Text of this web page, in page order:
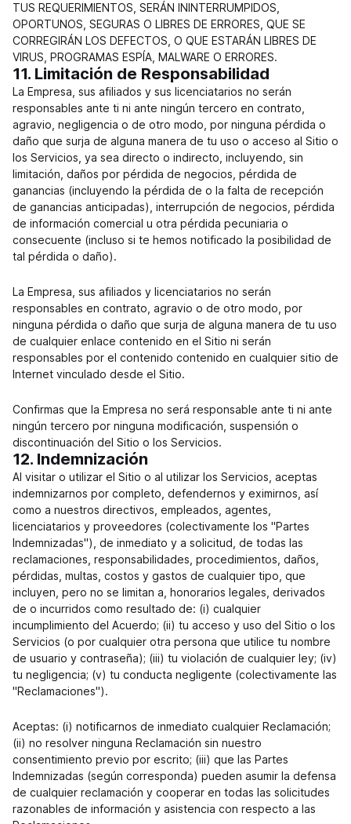
TUS REQUERIMIENTOS, SERÁN ININTERRUMPIDOS,
OPORTUNOS, SEGURAS O LIBRES DE ERRORES, QUE SE
CORREGIRÁN LOS DEFECTOS, O QUE ESTARÁN LIBRES DE
VIRUS, PROGRAMAS ESPÍA, MALWARE O ERRORES.
11. Limitación de Responsabilidad
La Empresa, sus afiliados y sus licenciatarios no serán
responsables ante ti ni ante ningún tercero en contrato,
agravio, negligencia o de otro modo, por ninguna pérdida o
daño que surja de alguna manera de tu uso o acceso al Sitio o
los Servicios, ya sea directo o indirecto, incluyendo, sin
limitación, daños por pérdida de negocios, pérdida de
ganancias (incluyendo la pérdida de o la falta de recepción
de ganancias anticipadas), interrupción de negocios, pérdida
de información comercial u otra pérdida pecuniaria o
consecuente (incluso si te hemos notificado la posibilidad de
tal pérdida o daño).
La Empresa, sus afiliados y licenciatarios no serán
responsables en contrato, agravio o de otro modo, por
ninguna pérdida o daño que surja de alguna manera de tu uso
de cualquier enlace contenido en el Sitio ni serán
responsables por el contenido contenido en cualquier sitio de
Internet vinculado desde el Sitio.
Confirmas que la Empresa no será responsable ante ti ni ante
ningún tercero por ninguna modificación, suspensión o
discontinuación del Sitio o los Servicios.
12. Indemnización
Al visitar o utilizar el Sitio o al utilizar los Servicios, aceptas
indemnizarnos por completo, defendernos y eximirnos, así
como a nuestros directivos, empleados, agentes,
licenciatarios y proveedores (colectivamente los "Partes
Indemnizadas"), de inmediato y a solicitud, de todas las
reclamaciones, responsabilidades, procedimientos, daños,
pérdidas, multas, costos y gastos de cualquier tipo, que
incluyen, pero no se limitan a, honorarios legales, derivados
de o incurridos como resultado de: (i) cualquier
incumplimiento del Acuerdo; (ii) tu acceso y uso del Sitio o los
Servicios (o por cualquier otra persona que utilice tu nombre
de usuario y contraseña); (iii) tu violación de cualquier ley; (iv)
tu negligencia; (v) tu conducta negligente (colectivamente las
"Reclamaciones").
Aceptas: (i) notificarnos de inmediato cualquier Reclamación;
(ii) no resolver ninguna Reclamación sin nuestro
consentimiento previo por escrito; (iii) que las Partes
Indemnizadas (según corresponda) pueden asumir la defensa
de cualquier reclamación y cooperar en todas las solicitudes
razonables de información y asistencia con respecto a las